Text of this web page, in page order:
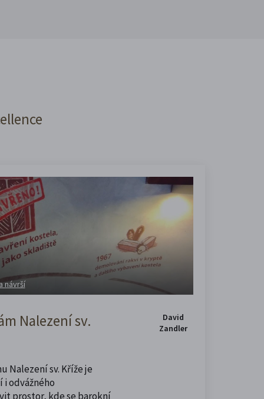
návrší
Nalezení sv.
Nalezení sv. Kříže je
odvážného
prostor, kde se barokní
David
Zandler